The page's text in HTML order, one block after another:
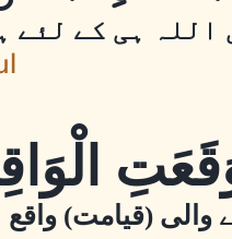
اللہ ہی کے لئے
والی (قیامت)